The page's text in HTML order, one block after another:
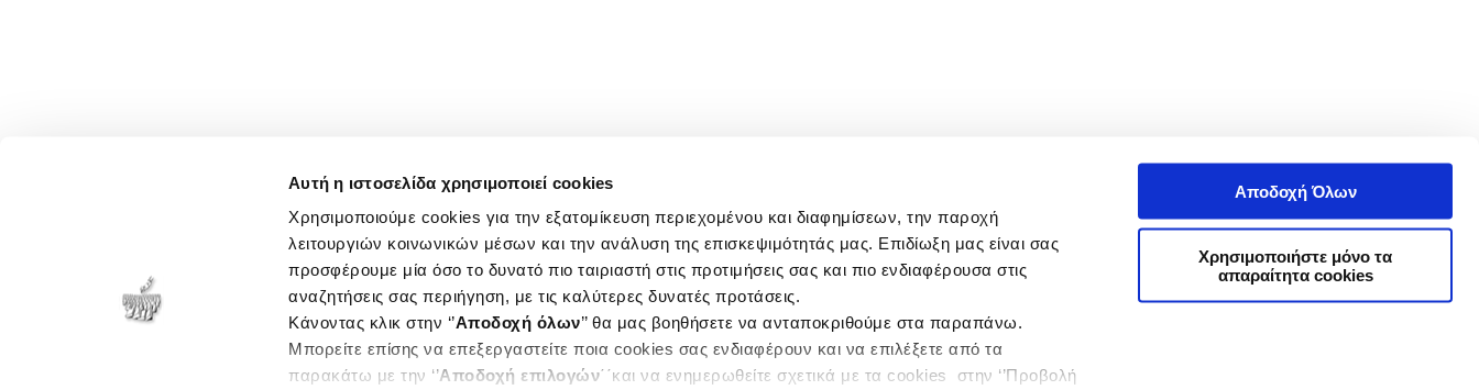
Αυτή η ιστοσελίδα χρησιμοποιεί cookies
Χρησιμοποιούμε cookies για την εξατομίκευση περιεχομένου και διαφημίσεων, την παροχή
λειτουργιών κοινωνικών μέσων και την ανάλυση της επισκεψιμότητάς μας. Επιδίωξη μας είναι σας
προσφέρουμε μία όσο το δυνατό πιο ταιριαστή στις προτιμήσεις σας και πιο ενδιαφέρουσα στις
αναζητήσεις σας περιήγηση, με τις καλύτερες δυνατές προτάσεις.
Κάνοντας κλικ στην ‘’Αποδοχή όλων’’ θα μας βοηθήσετε να ανταποκριθούμε στα παραπάνω.
Μπορείτε επίσης να επεξεργαστείτε ποια cookies σας ενδιαφέρουν και να επιλέξετε από τα
παρακάτω με την ‘’Αποδοχή επιλογών΄΄και να ενημερωθείτε σχετικά με τα cookies στην ‘’Προβολή
Αποδοχή Όλων
Χρησιμοποιήστε μόνο τα
απαραίτητα cookies